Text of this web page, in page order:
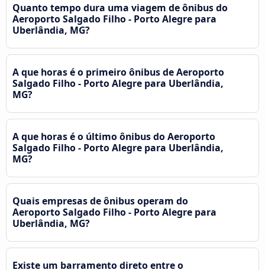
Quanto tempo dura uma viagem de ônibus do
Aeroporto Salgado Filho - Porto Alegre para
Uberlândia, MG?
A que horas é o primeiro ônibus de Aeroporto
Salgado Filho - Porto Alegre para Uberlândia,
MG?
A que horas é o último ônibus do Aeroporto
Salgado Filho - Porto Alegre para Uberlândia,
MG?
Quais empresas de ônibus operam do
Aeroporto Salgado Filho - Porto Alegre para
Uberlândia, MG?
Existe um barramento direto entre o